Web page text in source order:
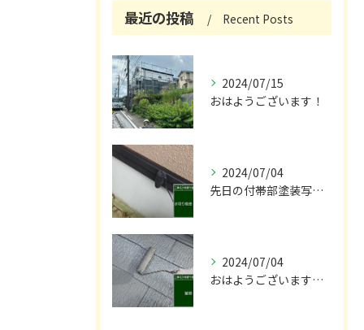
最近の投稿 Recent Posts
2024/07/15
おはようございます！
2024/07/04
先日の付帯部塗装写真です！😌
2024/07/04
おはようございます🌞！